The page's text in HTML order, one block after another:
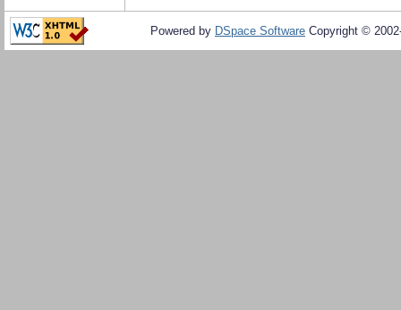
Powered by DSpace Software Copyright ©